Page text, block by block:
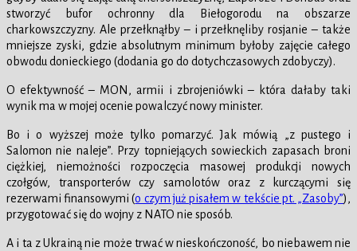
stworzyć bufor ochronny dla Biełogorodu na obszarze
charkowszczyzny. Ale przełknąłby – i przełknęliby rosjanie – także
mniejsze zyski, gdzie absolutnym minimum byłoby zajęcie całego
obwodu donieckiego (dodania go do dotychczasowych zdobyczy).
O efektywność – MON, armii i zbrojeniówki – która dałaby taki
wynik ma w mojej ocenie powalczyć nowy minister.
Bo i o wyższej może tylko pomarzyć. Jak mówią „z pustego i
Salomon nie naleje”. Przy topniejących sowieckich zapasach broni
ciężkiej, niemożności rozpoczęcia masowej produkcji nowych
czołgów, transporterów czy samolotów oraz z kurczącymi się
rezerwami finansowymi (o czym już pisałem w tekście pt. „Zasoby”),
przygotować się do wojny z NATO nie sposób.
A i ta z Ukrainą nie może trwać w nieskończoność, bo niebawem nie